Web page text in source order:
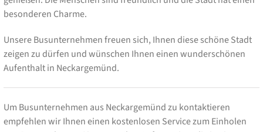
besonderen Charme.
Unsere Busunternehmen freuen sich, Ihnen diese schöne Stadt
zeigen zu dürfen und wünschen Ihnen einen wunderschönen
Aufenthalt in Neckargemünd.
Um Busunternehmen aus Neckargemünd zu kontaktieren
empfehlen wir Ihnen einen kostenlosen Service zum Einholen